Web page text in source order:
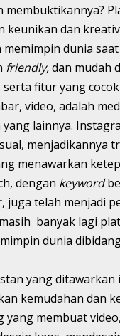
membuktikannya?
keunikan dan
dunia
friendly,dan mudah
serta fitur yang
video, adalah
lainnya.
menjadikannya
menawarkan
dengan keyword
juga telah menjadi
banyak lagi
dunia
yang ditawarkan
kemudahan dan
yang membuat